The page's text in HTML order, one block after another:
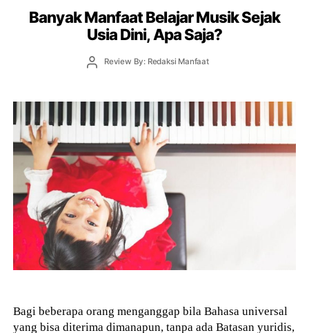
Banyak Manfaat Belajar Musik Sejak
Usia Dini, Apa Saja?
PostReview By: Redaksi Manfaat
Bagi beberapa orang menganggap bila Bahasa universal
yang bisa diterima dimanapun, tanpa ada Batasan yuridis,